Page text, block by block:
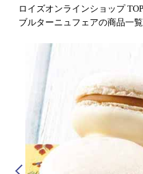
ロイズオンラインショップ TOP
ブルターニュフェアの商品一覧